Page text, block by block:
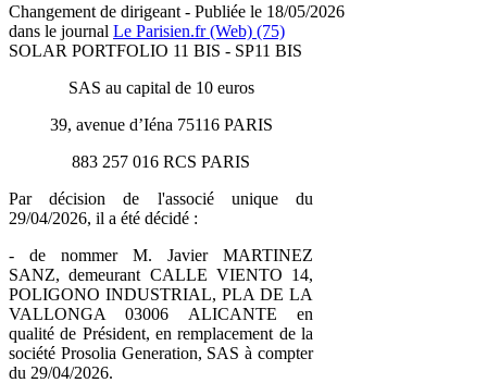
Changement de dirigeant - Publiée le 18/05/2026
dans le journal Le Parisien.fr (Web) (75)
SOLAR PORTFOLIO 11 BIS - SP11 BIS
SAS au capital de 10 euros
39, avenue d’Iéna 75116 PARIS
883 257 016 RCS PARIS
Par décision de l'associé unique du
29/04/2026, il a été décidé :
- de nommer M. Javier MARTINEZ
SANZ, demeurant CALLE VIENTO 14,
POLIGONO INDUSTRIAL, PLA DE LA
VALLONGA 03006 ALICANTE en
qualité de Président, en remplacement de la
société Prosolia Generation, SAS à compter
du 29/04/2026.